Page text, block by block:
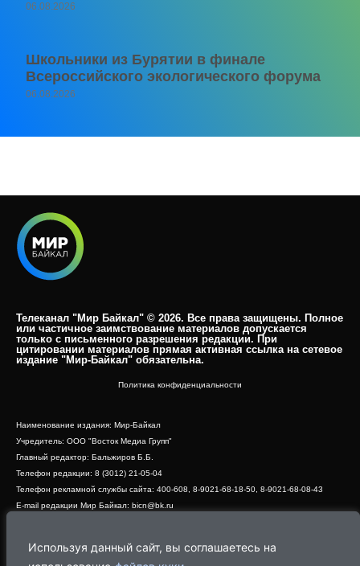
Используя данный сайт, вы соглашаетесь на
06.08.2026
Школьники из Бурятии в финале
Всероссийского экологического форума
06.08.2026
Телеканал "Мир Байкал" © 2026. Все права защищены. Полное
или частичное заимствование материалов допускается
только с письменного разрешения редакции. При
цитировании материалов прямая активная ссылка на сетевое
издание "Мир-Байкал" обязательна.​
Политика конфиденциальности
Наименование издания: Мир-Байкал
Учредитель: ООО "Восток Медиа Групп"
Главный редактор: Бальжиров Б.Б.
Телефон редакции: 8 (3012) 21-05-04
Телефон рекламной службы сайта: 400-608, 8-9021-68-18-50, 8-9021-68-08-43
E-mail редакции Мир Байкал: bicn@bk.ru
Адрес редакции: 670000, г. Улан-Удэ, ул. Профсоюзная, дом 44, офис 1